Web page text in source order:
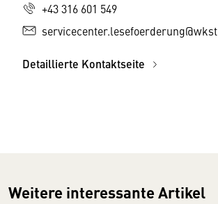
+43 316 601 549
Detaillierte Kontaktseite
Weitere interessante Artikel